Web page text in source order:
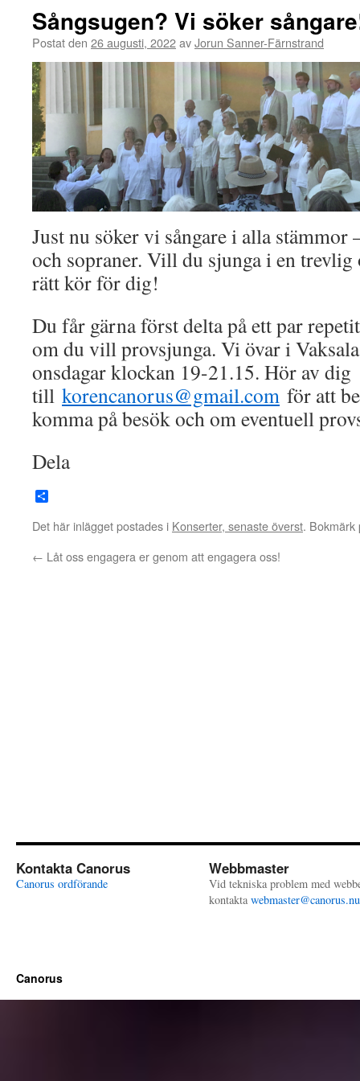
Sångsugen? Vi söker
Postat den 26 augusti, 2022avJorun Sanner-Färnstrand
Just nu söker vi sångare i alla stämmor
och sopraner. Vill du sjunga i en
rätt kör för dig!
Du får gärna först delta på ett par
om du vill provsjunga. Vi övar i
onsdagar klockan 19-21.15. Hör av dig
till korencanorus@gmail.com för att
komma på besök och om eventuell
Dela
Det här inlägget postades i Konserter, senaste överst. Bokmärk
← Låt oss engagera er genom att engagera oss!
Kontakta Canorus
Canorus ordförande
Webbmaster
Vid tekniska problem med
kontakta
Canorus